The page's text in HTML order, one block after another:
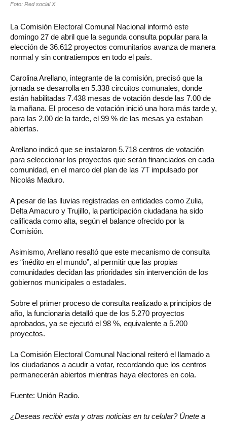
Foto: Red social X
La Comisión Electoral Comunal Nacional informó este
domingo 27 de abril que la segunda consulta popular para la
elección de 36.612 proyectos comunitarios avanza de manera
normal y sin contratiempos en todo el país.
Carolina Arellano, integrante de la comisión, precisó que la
jornada se desarrolla en 5.338 circuitos comunales, donde
están habilitadas 7.438 mesas de votación desde las 7.00 de
la mañana. El proceso de votación inició una hora más tarde y,
para las 2.00 de la tarde, el 99 % de las mesas ya estaban
abiertas.
Arellano indicó que se instalaron 5.718 centros de votación
para seleccionar los proyectos que serán financiados en cada
comunidad, en el marco del plan de las 7T impulsado por
Nicolás Maduro.
A pesar de las lluvias registradas en entidades como Zulia,
Delta Amacuro y Trujillo, la participación ciudadana ha sido
calificada como alta, según el balance ofrecido por la
Comisión.
Asimismo, Arellano resaltó que este mecanismo de consulta
es “inédito en el mundo”, al permitir que las propias
comunidades decidan las prioridades sin intervención de los
gobiernos municipales o estadales.
Sobre el primer proceso de consulta realizado a principios de
año, la funcionaria detalló que de los 5.270 proyectos
aprobados, ya se ejecutó el 98 %, equivalente a 5.200
proyectos.
La Comisión Electoral Comunal Nacional reiteró el llamado a
los ciudadanos a acudir a votar, recordando que los centros
permanecerán abiertos mientras haya electores en cola.
Fuente: Unión Radio.
¿Deseas recibir esta y otras noticias en tu celular? Únete a